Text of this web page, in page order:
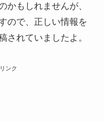
かもしれませんが、
ので、正しい情報を
されていましたよ。
ンク